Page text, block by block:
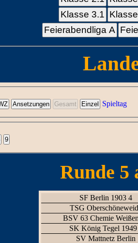
Klasse 3.1
Feierabendliga A
Spieltag
Runde 5
SF Berlin 1903 4
TSG
BSV 63 Chemie
SK König Tegel
SV Mattnetz Berlin